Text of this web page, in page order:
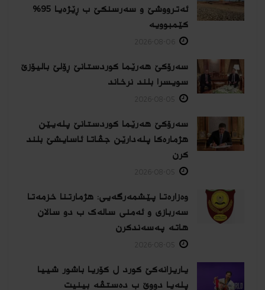
ئەترووشێ و سەرسنكێ ب ڕێژەیا 95%
كێمبوویە
سەرۆکێ هەرێما کوردستانێ ڕۆلێ بالیۆزێ
سویسرا بلند نرخاند
سەرۆکێ هەرێما کوردستانێ پلەیێن
هژمارەكا پلەدارێن جڤاتا ئاسایشێ بلند
كرن
وەزارەتا پێشمەرگەیی: هژمارتنا خزمەتا
سەربازی و ئەمنی سالەک ب دو سالان
هاتە پەسەندكرن
یاریزانەكێ کورد ل کۆریا باشور شییا
پلەیا دووێ ب دەستڤە بینیت